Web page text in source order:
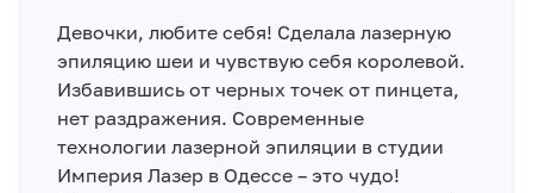
Девочки, любите себя! Сделала лазерную
эпиляцию шеи и чувствую себя королевой.
Избавившись от черных точек от пинцета,
нет раздражения. Современные
технологии лазерной эпиляции в студии
Империя Лазер в Одессе – это чудо!